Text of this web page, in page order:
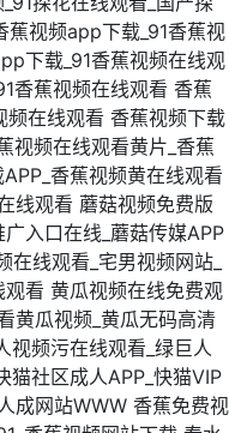
蕉视频app下载_91香蕉视
下载_91香蕉视频在线观
香蕉视频在线观看 香蕉
频在线观看 香蕉视频下载
视频在线观看黄片_香蕉
香蕉视频黄在线观看
线观看 蘑菇视频免费版
入口在线_蘑菇传媒APP
在线观看_宅男视频网站_
观看 黄瓜视频在线免费观
黄瓜视频_黄瓜无码高清
视频污在线观看_绿巨人
猫社区成人APP_快猫VIP
成网站WWW 香蕉免费视